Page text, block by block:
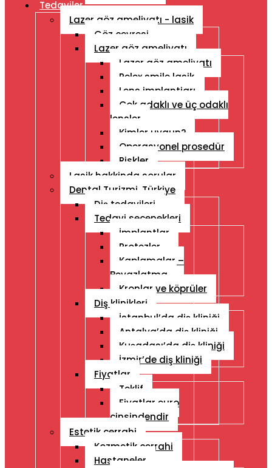
Tedaviler
Lazer göz ameliyatı - lasik
Göz çevresi
Lazer göz ameliyatı
Lazer göz ameliyatı
Relex smile lasik
Lens implantiarı
Çok adaklı ve üç odaklı
lensler
Kimler uygun?
Operasyonel prosedür
Riskler
Lasik hakkinda sorular
Dental Turizmi, Türkiye
Diş tedavileri
Tedavi seçenekleri
İmplantlar
Protezler
Kaplamalar –
Beyazlatma
Kronlar ve köprüler
Diş klinikleri
İstanbul’da diş kliniği
Antalya’da diş kliniği
Kuşadası’da diş kliniği
İzmir’de diş kliniği
Fiyatlar
Teklif
Fiyatlar euro
cinsindendir
Estetik cerrahi
Kozmetik cerrahi
Hastaneler